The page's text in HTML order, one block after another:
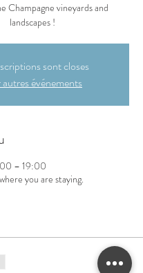
Champagne vineyards and
landscapes !
sont closes
événements
– 19:00
you are staying.